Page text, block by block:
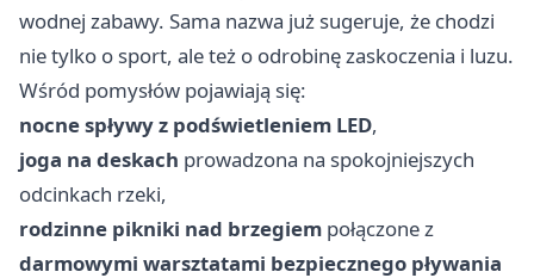
wodnej zabawy. Sama nazwa już sugeruje, że chodzi
nie tylko o sport, ale też o odrobinę zaskoczenia i luzu.
Wśród pomysłów pojawiają się:
nocne spływy z podświetleniem LED,
joga na deskach prowadzona na spokojniejszych
odcinkach rzeki,
rodzinne pikniki nad brzegiem połączone z
darmowymi warsztatami bezpiecznego pływania